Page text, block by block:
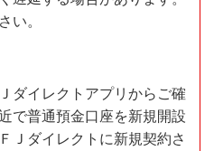
い。
ダイレクトアプリからご確
で普通預金口座を新規開設
Ｊダイレクトに新規契約さ